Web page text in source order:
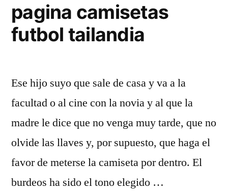
pagina camisetas
futbol tailandia
Ese hijo suyo que sale de casa y va a la
facultad o al cine con la novia y al que la
madre le dice que no venga muy tarde, que no
olvide las llaves y, por supuesto, que haga el
favor de meterse la camiseta por dentro. El
burdeos ha sido el tono elegido …